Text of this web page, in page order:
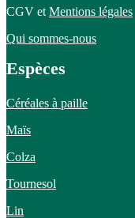
CGV et Mentions légales
Qui sommes-nous
Espèces
Céréales à paille
Maïs
Colza
Tournesol
Lin